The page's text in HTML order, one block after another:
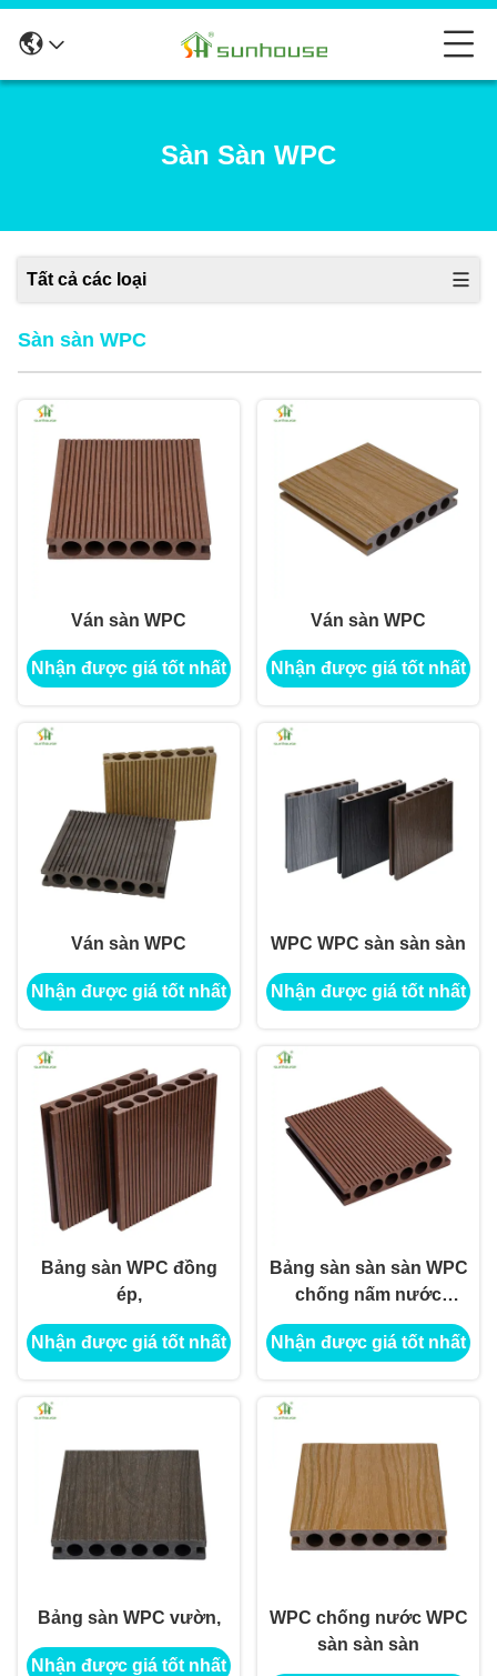
Sàn Sàn WPC
Tất cả các loại
Sàn sàn WPC
Ván sàn WPC
Nhận được giá tốt nhất
Ván sàn WPC
Nhận được giá tốt nhất
Ván sàn WPC
Nhận được giá tốt nhất
WPC WPC sàn sàn sàn
Nhận được giá tốt nhất
Bảng sàn WPC đồng
ép,
Nhận được giá tốt nhất
Bảng sàn sàn sàn WPC
chống nấm nước
chống nấm
Nhận được giá tốt nhất
Bảng sàn WPC vườn,
Nhận được giá tốt nhất
WPC chống nước WPC
sàn sàn sàn